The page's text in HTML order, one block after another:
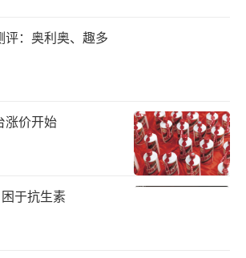
是，倘若后续立讯精密成功登
上“相遇”。
，歌尔股份于3月4日发布公告
尔微已向中国证监会报送了H股
料，并获接收。此外，蓝思科
：奥利奥、趣多
涨价开始
于抗生素